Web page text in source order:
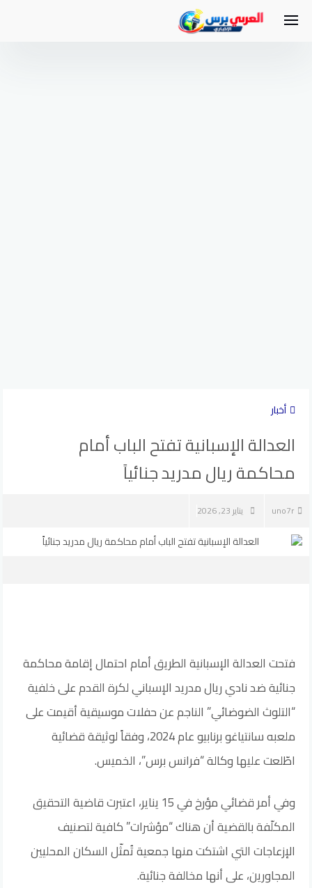
أخبار
العدالة الإسبانية تفتح الباب أمام
محاكمة ريال مدريد جنائياً
uno7r يناير 23, 2026
فتحت العدالة الإسبانية الطريق أمام احتمال إقامة محاكمة
جنائية ضد نادي ريال مدريد الإسباني لكرة القدم على خلفية
“التلوث الضوضائي” الناجم عن حفلات موسيقية أقيمت على
ملعبه سانتياغو برنابيو عام 2024، وفقاً لوثيقة قضائية
اطّلعت عليها وكالة “فرانس برس”، الخميس.
وفي أمر قضائي مؤرخ في 15 يناير، اعتبرت قاضية التحقيق
المكلّفة بالقضية أن هناك “مؤشرات” كافية لتصنيف
الإزعاجات التي اشتكت منها جمعية تُمثّل السكان المحليين
المجاورين، على أنها مخالفة جنائية.